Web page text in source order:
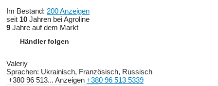
Im Bestand: 200 Anzeigen
seit 10 Jahren bei Agroline
9 Jahre auf dem Markt
Händler folgen
Valeriy
Sprachen: Ukrainisch, Französisch, Russisch
+380 96 513... Anzeigen +380 96 513 5339